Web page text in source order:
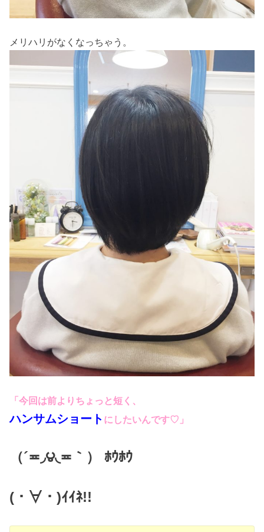
メリハリがなくなっちゃう。
「今回は前よりちょっと短く、
ハンサムショート にしたいんです♡」
（´≖◞౪◟≖｀） ﾎｳﾎｳ
(・∀・)ｲｲﾈ!!